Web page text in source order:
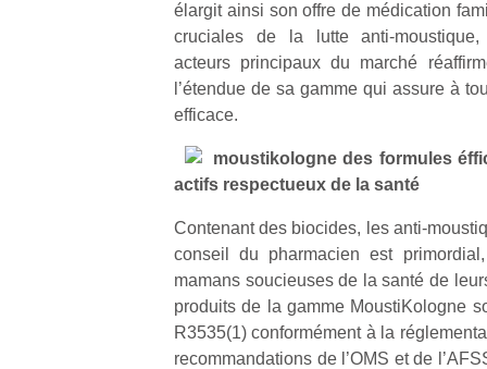
élargit ainsi son offre de médication
cruciales de la lutte anti-moustique,
acteurs principaux du marché
l’étendue de sa gamme qui assure à
efficace.
moustikologne des formules
actifs respectueux de la santé
Contenant des biocides, les anti-
conseil du pharmacien est
mamans soucieuses de la santé de
produits de la gamme MoustiKologne
R3535(1) conformément à la
recommandations de l’OMS et de